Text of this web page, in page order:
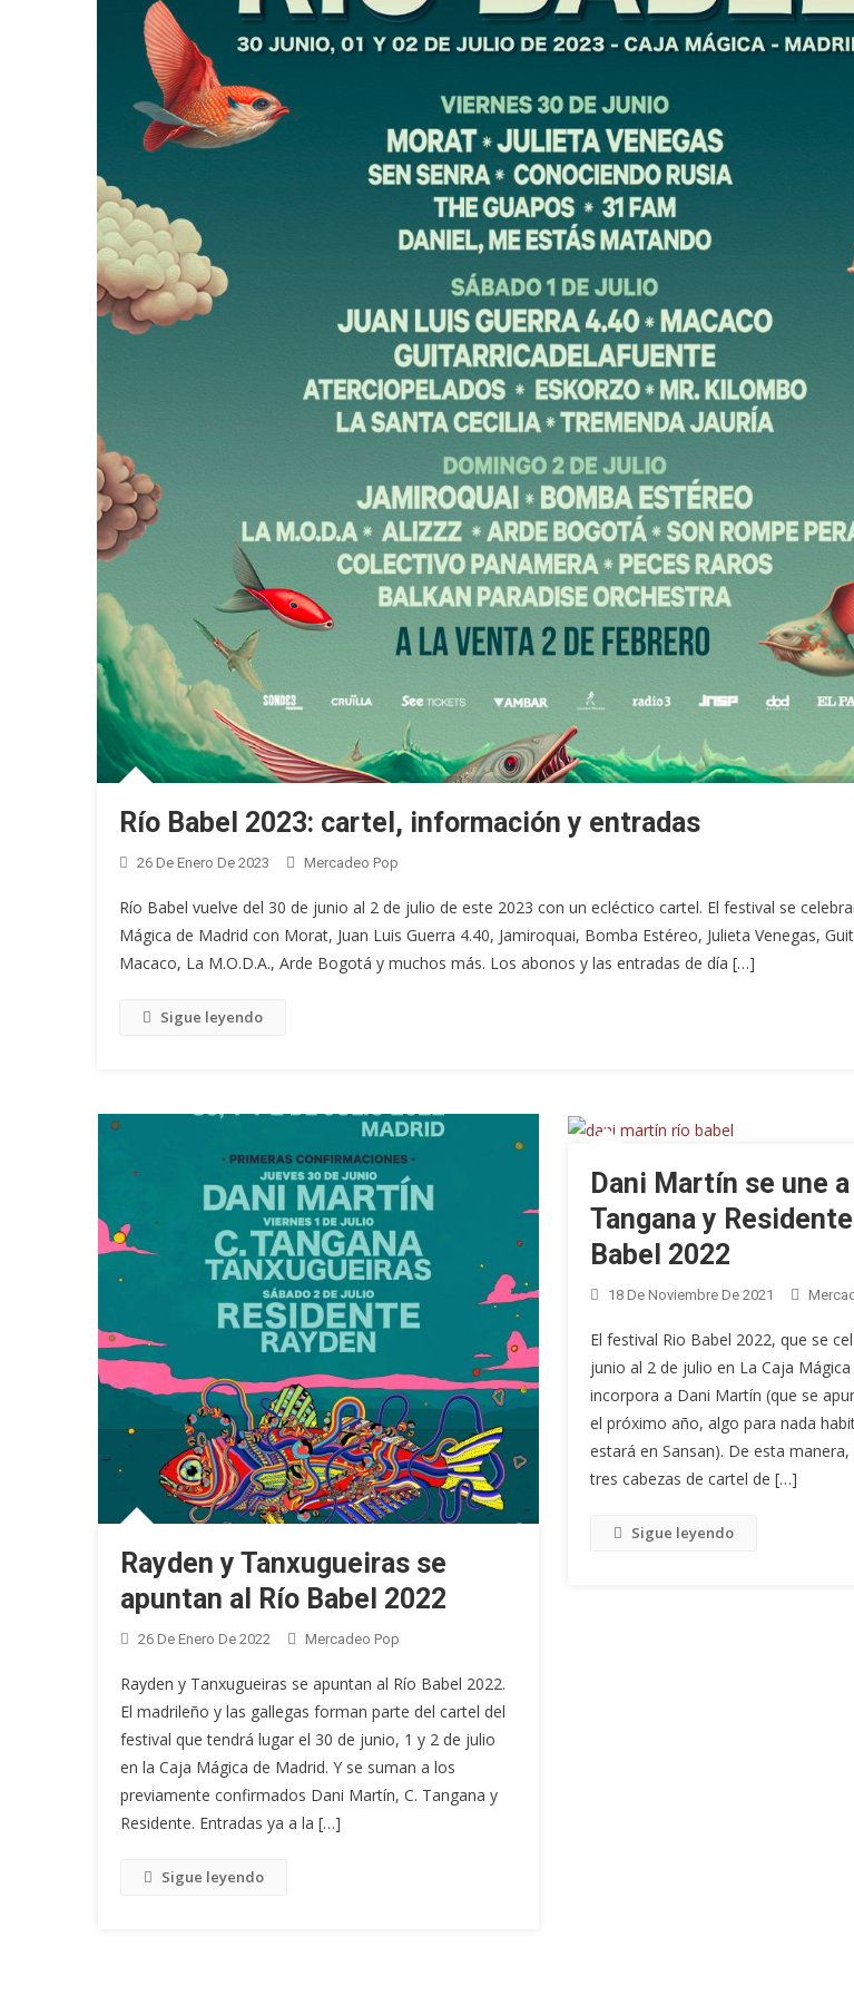
Río Babel 2023: cartel, información y entradas
26 De Enero De 2023 Mercadeo Pop
Río Babel vuelve del 30 de junio al 2 de julio de este 2023 con un ecléctico cartel. El festival se
Mágica de Madrid con Morat, Juan Luis Guerra 4.40, Jamiroquai, Bomba Estéreo, Julieta Venegas,
Macaco, La M.O.D.A., Arde Bogotá y muchos más. Los abonos y las entradas de día […]
Sigue leyendo
Rayden y Tanxugueiras se
apuntan al Río Babel 2022
26 De Enero De 2022 Mercadeo Pop
Rayden y Tanxugueiras se apuntan al Río Babel 2022.
El madrileño y las gallegas forman parte del cartel del
festival que tendrá lugar el 30 de junio, 1 y 2 de julio
en la Caja Mágica de Madrid. Y se suman a los
previamente confirmados Dani Martín, C. Tangana y
Residente. Entradas ya a la […]
Sigue leyendo
Dani Martín se une a
Tangana y
Babel 2022
18 De Noviembre De 2021
El festival Rio Babel 2022, que se
junio al 2 de julio en La Caja
incorpora a Dani Martín (que se
el próximo año, algo para nada
estará en Sansan). De esta
tres cabezas de cartel de […]
Sigue leyendo